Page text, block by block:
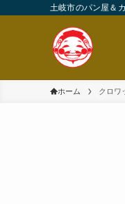
土岐市のパン屋＆
ホーム クロワ